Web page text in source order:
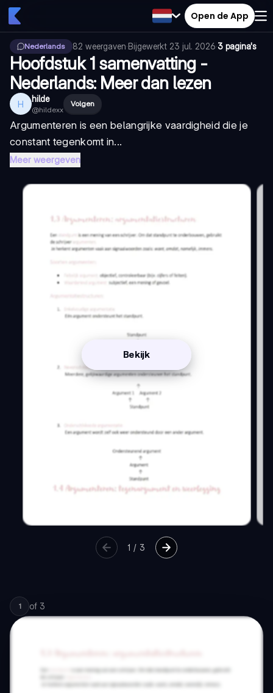
Open de App
Nederlands 82 weergaven·Bijgewerkt 23 jul. 2026·3 pagina's
Hoofdstuk 1 samenvatting -
Nederlands: Meer dan lezen
H hilde
@hildexx
Volgen
Argumenteren is een belangrijke vaardigheid die je
constant tegenkomt in...
Meer weergeven
Bekijk
1 / 3
1 of 3